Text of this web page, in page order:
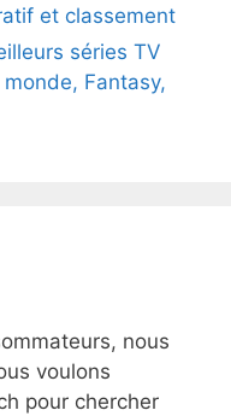
et classement
séries TV
Fantasy,
nous
voulons
pour chercher